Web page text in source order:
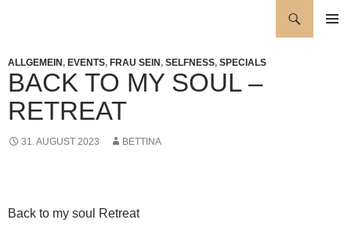
ALLGEMEIN , EVENTS, FRAU SEIN , SELFNESS, SPECIALS
BACK TO MY SOUL –
RETREAT
31. AUGUST 2023 BETTINA
Back to my soul Retreat